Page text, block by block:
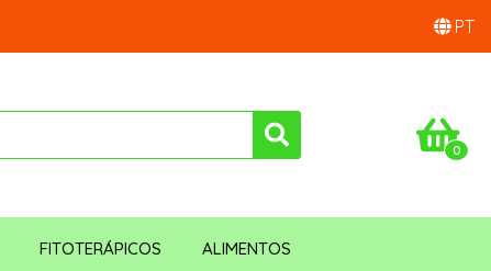
PT
0
FITOTERÁPICOS ALIMENTOS